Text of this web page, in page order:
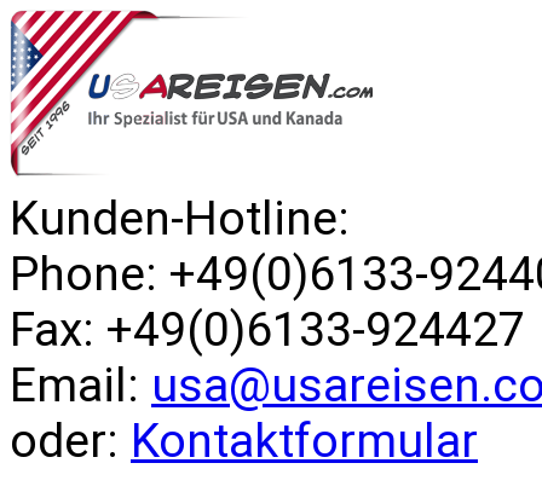
Kunden-Hotline:
Phone: +49(0)6133-
Fax: +49(0)6133-924427
Email:
oder: Kontaktformular